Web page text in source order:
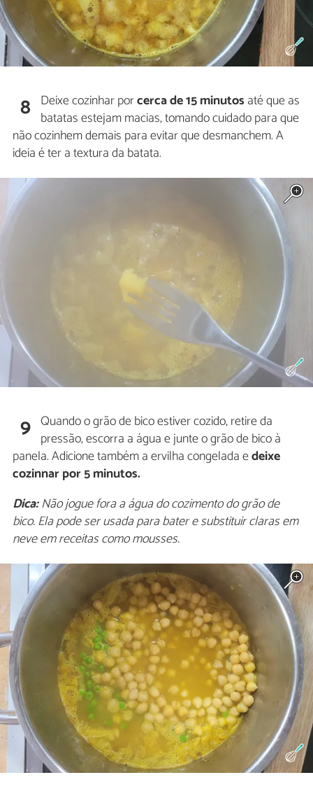
8 Deixe cozinhar porcerca de 15 minutos até que as
batatas estejam macias, tomando cuidado para que
não cozinhem demais para evitar que desmanchem. A
ideia é ter a textura da batata.
9 Quando o grão de bico estiver cozido, retire da
pressão, escorra a água e junte o grão de bico à
panela. Adicione também a ervilha congelada edeixe
cozinnar por 5 minutos.
Dica:Não jogue fora a água do cozimento do grão de
bico. Ela pode ser usada para bater e substituir claras em
neve em receitas como mousses.